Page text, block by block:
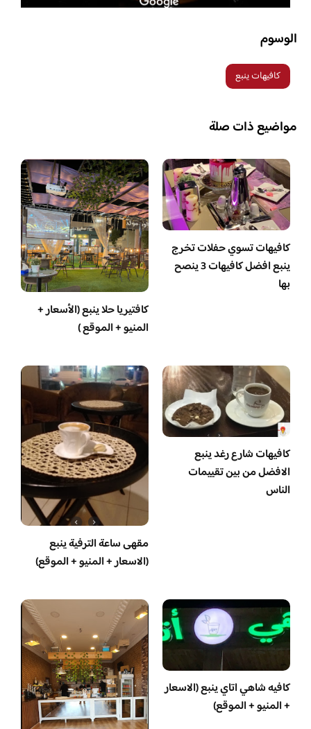
الوسوم
كافيهات ينبع
مواضيع ذات صلة
كافيهات تسوي حفلات تخرج
ينبع افضل كافيهات 3 ينصح
بها
كافتيريا حلا ينبع (الأسعار +
المنيو + الموقع )
كافيهات شارع رغد ينبع
الافضل من بين تقييمات
الناس
مقهى ساعة الترفية ينبع
(الاسعار + المنيو + الموقع)
كافيه شاهي اتاي ينبع (الاسعار
+ المنيو + الموقع)